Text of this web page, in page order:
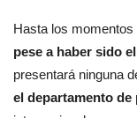
Hasta los momentos
pese a haber sido
presentará ninguna
el departamento